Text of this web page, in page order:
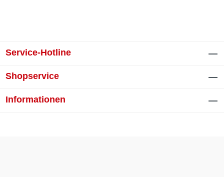
Service-Hotline
Shopservice
Informationen